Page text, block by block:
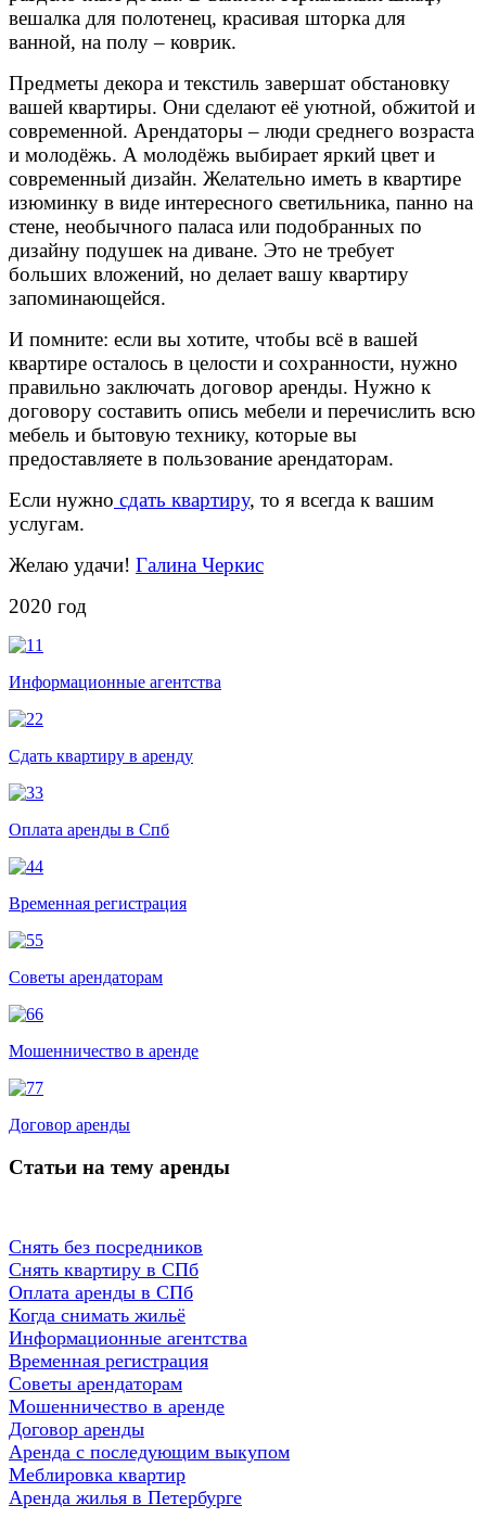
вешалка для полотенец, красивая шторка для
ванной, на полу – коврик.
Предметы декора и текстиль завершат обстановку
вашей квартиры. Они сделают её уютной, обжитой и
современной. Арендаторы – люди среднего возраста
и молодёжь. А молодёжь выбирает яркий цвет и
современный дизайн. Желательно иметь в квартире
изюминку в виде интересного светильника, панно на
стене, необычного паласа или подобранных по
дизайну подушек на диване. Это не требует
больших вложений, но делает вашу квартиру
запоминающейся.
И помните: если вы хотите, чтобы всё в вашей
квартире осталось в целости и сохранности, нужно
правильно заключать договор аренды. Нужно к
договору составить опись мебели и перечислить всю
мебель и бытовую технику, которые вы
предоставляете в пользование арендаторам.
Если нужно сдать квартиру, то я всегда к вашим
услугам.
Желаю удачи! Галина Черкис
2020 год
Информационные агентства
Сдать квартиру в аренду
Оплата аренды в Спб
Временная регистрация
Советы арендаторам
Мошенничество в аренде
Договор аренды
Статьи на тему аренды
Снять без посредников
Снять квартиру в СПб
Оплата аренды в СПб
Когда снимать жильё
Информационные агентства
Временная регистрация
Советы арендаторам
Мошенничество в аренде
Договор аренды
Аренда с последующим выкупом
Меблировка квартир
Аренда жилья в Петербурге